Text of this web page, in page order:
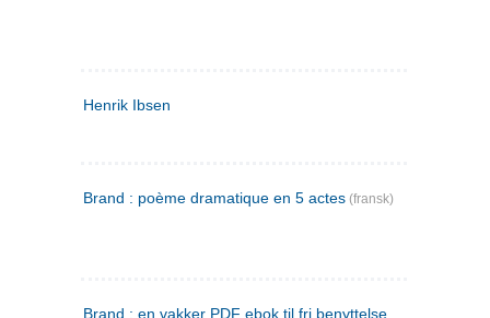
Henrik Ibsen
Brand : poème dramatique en 5 actes (fransk)
Brand : en vakker PDF ebok til fri benyttelse